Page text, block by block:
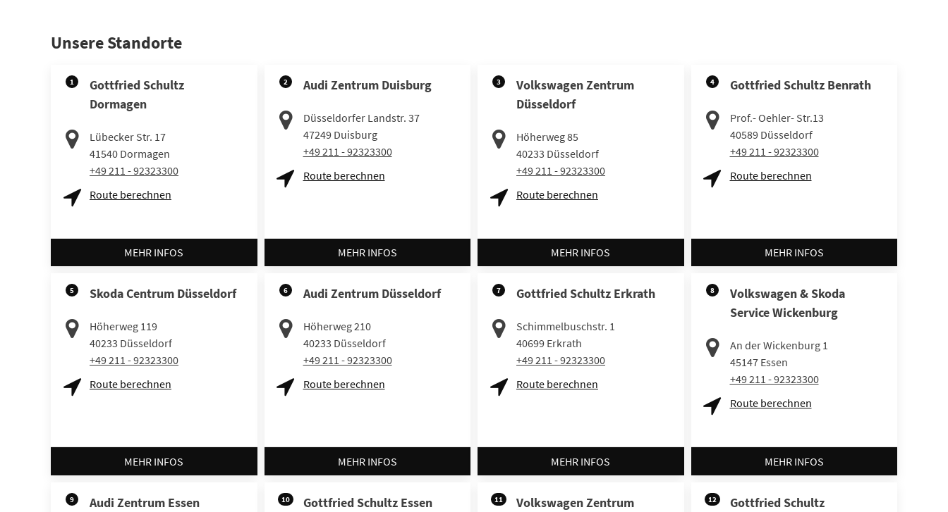
Unsere Standorte
1
Gottfried Schultz
Dormagen
Lübecker Str. 17
41540 Dormagen
+49 211 - 92323300
Route berechnen
MEHR INFOS
2 Audi Zentrum Duisburg
Düsseldorfer Landstr. 37
47249 Duisburg
+49 211 - 92323300
Route berechnen
MEHR INFOS
3
Volkswagen Zentrum
Düsseldorf
Höherweg 85
40233 Düsseldorf
+49 211 - 92323300
Route berechnen
MEHR INFOS
4 Gottfried Schultz Benrath
Prof.- Oehler- Str.13
40589 Düsseldorf
+49 211 - 92323300
Route berechnen
MEHR INFOS
5 Skoda Centrum Düsseldorf
Höherweg 119
40233 Düsseldorf
+49 211 - 92323300
Route berechnen
MEHR INFOS
6 Audi Zentrum Düsseldorf
Höherweg 210
40233 Düsseldorf
+49 211 - 92323300
Route berechnen
MEHR INFOS
7 Gottfried Schultz Erkrath
Schimmelbuschstr. 1
40699 Erkrath
+49 211 - 92323300
Route berechnen
MEHR INFOS
8
Volkswagen & Skoda
Service Wickenburg
An der Wickenburg 1
45147 Essen
+49 211 - 92323300
Route berechnen
MEHR INFOS
9 Audi Zentrum Essen 10
Gottfried Schultz Essen
11
Volkswagen Zentrum
12
Gottfried Schultz